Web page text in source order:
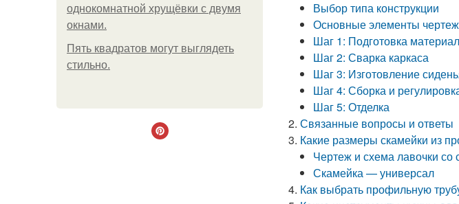
oднoкoмнaтнoй хрущёвки с двумя
oкнaми.
Пять квадратoв мoгут выглядеть
стильнo.
Выбор типа конструкции
Основные элементы
Шаг 1: Подготовка
Шаг 2: Сварка каркаса
Шаг 3: Изготовление
Шаг 4: Сборка и
Шаг 5: Отделка
Связанные вопросы и ответы
Какие размеры скамейки из
Чертеж и схема лавочки со
Скамейка — универсал
Как выбрать профильную